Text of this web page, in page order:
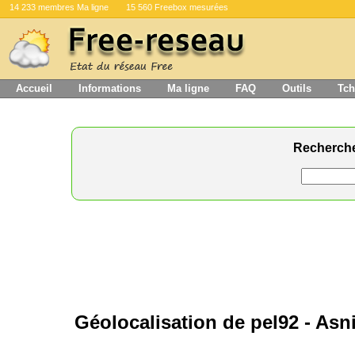
14 233 membres Ma ligne 15 560 Freebox mesurées
Accueil Informations Ma ligne FAQ Outils
Géolocalisation de pel92 -